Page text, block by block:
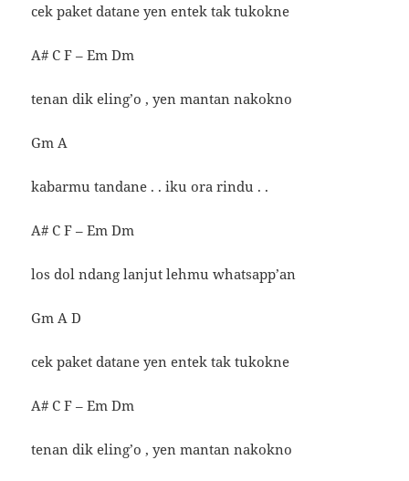
cek paket datane yen entek tak tukokne
A# C F – Em Dm
tenan dik eling’o , yen mantan nakokno
Gm A
kabarmu tandane . . iku ora rindu . .
A# C F – Em Dm
los dol ndang lanjut lehmu whatsapp’an
Gm A D
cek paket datane yen entek tak tukokne
A# C F – Em Dm
tenan dik eling’o , yen mantan nakokno